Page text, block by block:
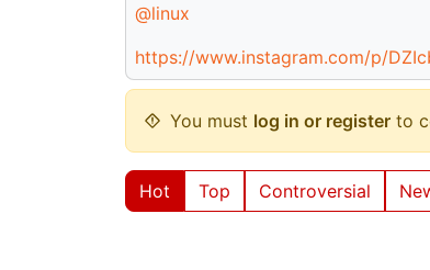
@linux
https://www.instagram.com/p/
You must log in or register to
Hot Top Controversial